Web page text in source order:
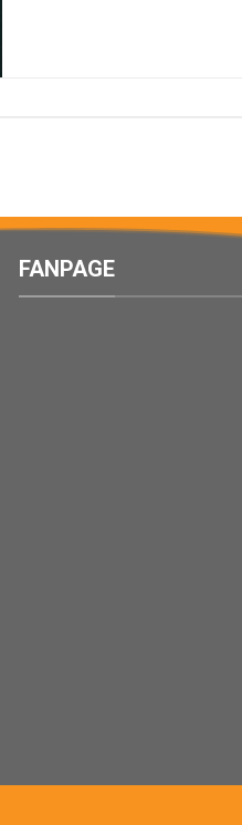
FANPAGE